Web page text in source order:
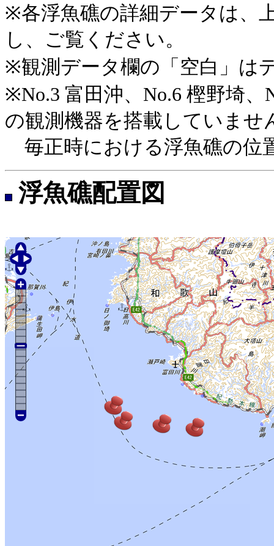
※各浮魚礁の詳細データは、
し、ご覧ください。
※観測データ欄の「空白」は
※No.3 富田沖、No.6 樫野埼
の観測機器を搭載していませ
毎正時における浮魚礁の位
浮魚礁配置図